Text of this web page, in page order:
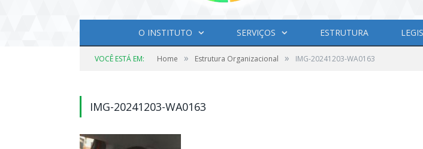
O INSTITUTO SERVIÇOS ESTRUTURA
VOCÊ ESTÁ EM: Home » Estrutura Organizacional » IMG-20241203-WA0163
IMG-20241203-WA0163